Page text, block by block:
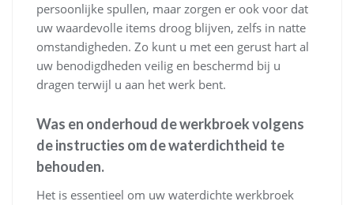
persoonlijke spullen, maar zorgen er ook voor dat
uw waardevolle items droog blijven, zelfs in natte
omstandigheden. Zo kunt u met een gerust hart al
uw benodigdheden veilig en beschermd bij u
dragen terwijl u aan het werk bent.
Was en onderhoud de werkbroek volgens
de instructies om de waterdichtheid te
behouden.
Het is essentieel om uw waterdichte werkbroek